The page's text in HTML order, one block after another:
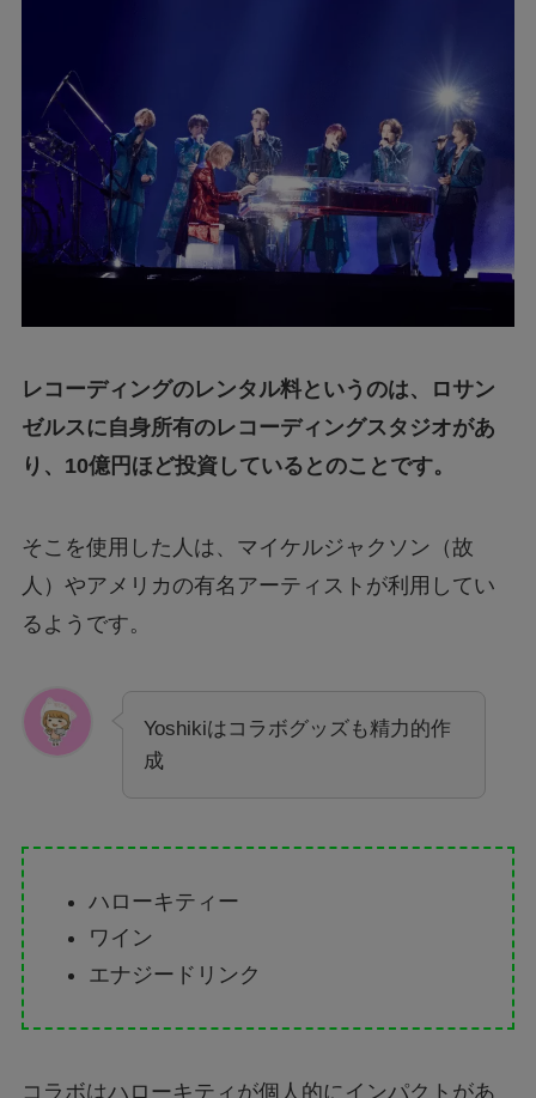
レコーディングのレンタル料というのは、ロサン
ゼルスに自身所有のレコーディングスタジオがあ
り、10億円ほど投資しているとのことです。
そこを使用した人は、マイケルジャクソン（故
人）やアメリカの有名アーティストが利用してい
るようです。
Yoshikiはコラボグッズも精力的作
成
ハローキティー
ワイン
エナジードリンク
コラボはハローキティが個人的にインパクトがあ